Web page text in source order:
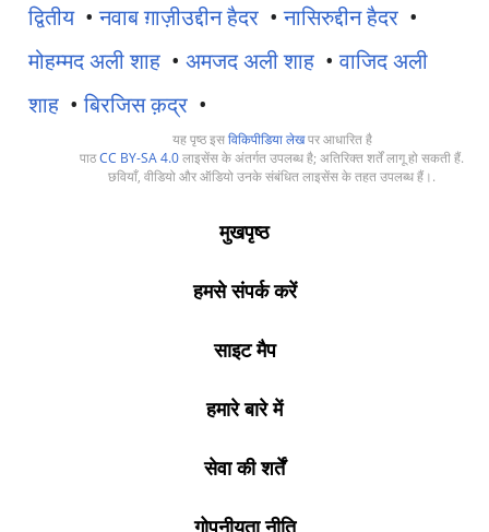
द्वितीय•नवाब ग़ाज़ीउद्दीन हैदर •नासिरुद्दीन हैदर •
मोहम्मद अली शाह • अमजद अली शाह •वाजिद अली
शाह •बिरजिस क़द्र •
यह पृष्ठ इसविकिपीडिया लेखपर आधारित है
पाठCC BY-SA 4.0लाइसेंस के अंतर्गत उपलब्ध है; अतिरिक्त शर्तें लागू हो सकती हैं.
छवियाँ, वीडियो और ऑडियो उनके संबंधित लाइसेंस के तहत उपलब्ध हैं।.
मुखपृष्ठ
हमसे संपर्क करें
साइट मैप
हमारे बारे में
सेवा की शर्तें
गोपनीयता नीति